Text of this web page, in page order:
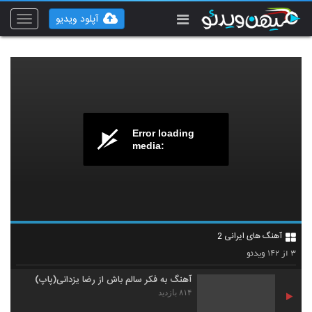
Toggle
آپلود ویدیو
Error loading
media:
آهنگ های ایرانی 2
۳ از ۱۴۲ ویدئو
آهنگ پاپریکا بند بنام اتفاق
2
موزیک زیبای صداها از جی دال
آهنگ به فکر سالم باش از رضا یزدانی(پاپ)
۸۱۴ بازدید